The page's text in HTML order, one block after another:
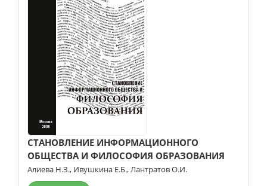
СТАНОВЛЕНИЕ ИНФОРМАЦИОННОГО
ОБЩЕСТВА И ФИЛОСОФИЯ ОБРАЗОВАНИЯ
Алиева Н.З., Ивушкина Е.Б.,Лантратов О.И.